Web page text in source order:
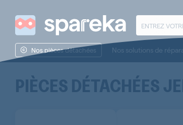
Nos pièces détachées Nos solutions de
PIÈCES DÉTACHÉES